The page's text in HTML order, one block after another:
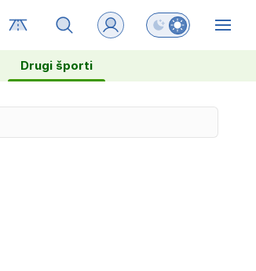
Preklopi barvni
Drugi športi